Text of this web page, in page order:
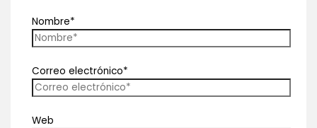
Nombre*
Correo electrónico*
Web